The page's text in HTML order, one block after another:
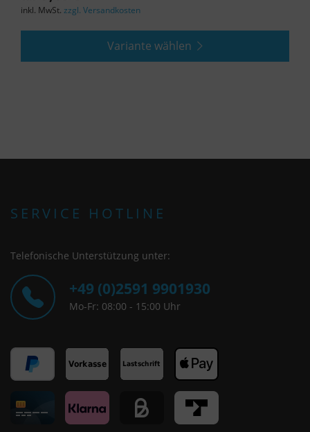
inkl. MwSt. zzgl. Versandkosten
Variante wählen
SERVICE HOTLINE
Telefonische Unterstützung unter:
+49 (0)2591 9901930
Mo-Fr: 08:00 - 15:00 Uhr